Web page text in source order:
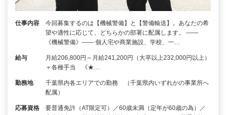
仕事内容
今回募集するのは【機械警備】と【警備輸送】。あなたの希
望や適性に応じて、どちらかの部署に配属します。 ――
《機械警備》―― 個人宅や商業施設、学校、一…
給与
月給206,800円～月給241,200円（大卒以上232,000円以上）
＋各種手当 《★…
勤務地
千葉県内各エリアでの勤務 （千葉県内いずれかの事業所へ
配属）
応募資格
要普通免許（AT限定可）／60歳未満（定年が60歳の為）／